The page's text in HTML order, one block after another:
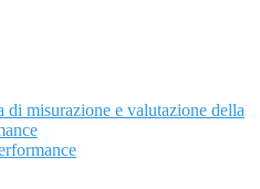
di misurazione e valutazione della